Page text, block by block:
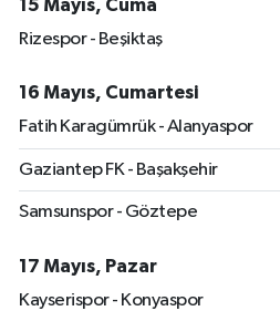
15 Mayıs, Cuma
Rizespor - Beşiktaş
16 Mayıs, Cumartesi
Fatih Karagümrük - Alanyaspor
Gaziantep FK - Başakşehir
Samsunspor - Göztepe
17 Mayıs, Pazar
Kayserispor - Konyaspor